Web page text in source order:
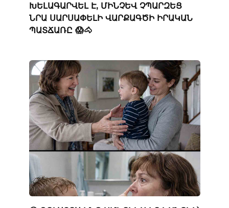
ԽԵԼԱԳԱՐՎԵԼ Է, ՄԻՆՉԵՎ ՉՊԱՐԶԵՑ
ՆՐԱ ՍԱՐՍԱՓԵԼԻ ՎԱՐՔԱԳԾԻ ԻՐԱԿԱՆ
ՊԱՏՃԱՌԸ 😱🐴